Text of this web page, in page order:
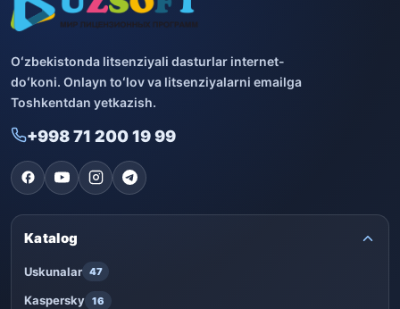
Oʻzbekistonda litsenziyali dasturlar internet-
doʻkoni. Onlayn toʻlov va litsenziyalarni emailga
Toshkentdan yetkazish.
+998 71 200 19 99
Katalog
Uskunalar 47
Kaspersky 16